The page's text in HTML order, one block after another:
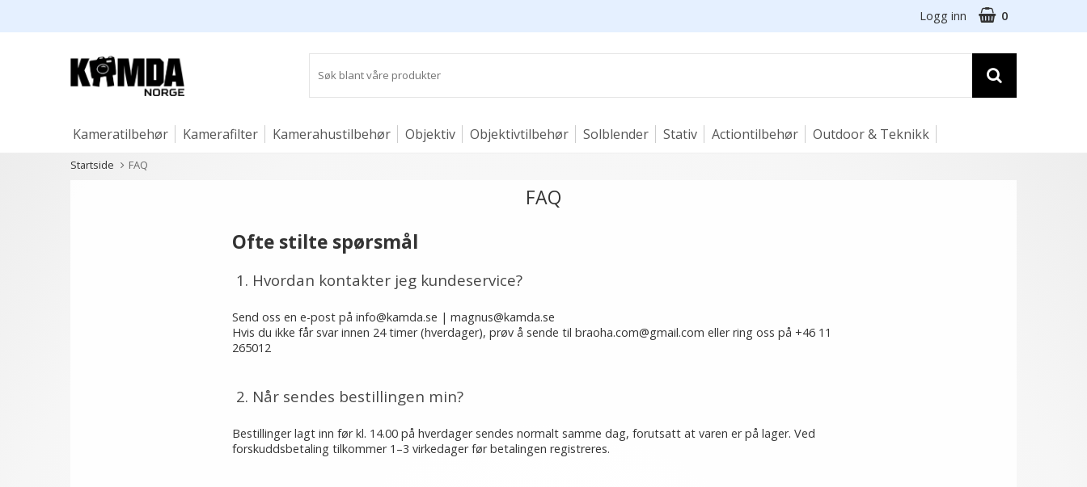
Logg inn 0
Kameratilbehør Kamerafilter Kamerahustilbehør Objektiv Objektivtilbehør Solblender Stativ Actiontilbehør Outdoor & Teknikk
Studio og lys
Startside FAQ
FAQ
Ofte stilte spørsmål
1. Hvordan kontakter jeg kundeservice?
Send oss en e-post på info@kamda.se | magnus@kamda.se
Hvis du ikke får svar innen 24 timer (hverdager), prøv å sende til braoha.com@gmail.com eller ring oss på +46 11
265012
2. Når sendes bestillingen min?
Bestillinger lagt inn før kl. 14.00 på hverdager sendes normalt samme dag, forutsatt at varen er på lager. Ved
forskuddsbetaling tilkommer 1–3 virkedager før betalingen registreres.